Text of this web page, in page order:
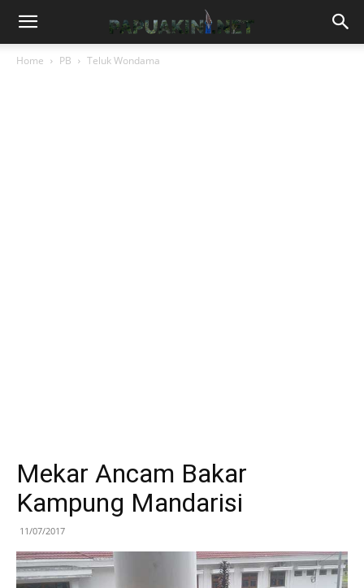
Home PB Teluk Wondama
Mekar Ancam Bakar
Kampung Mandarisi
11/07/2017